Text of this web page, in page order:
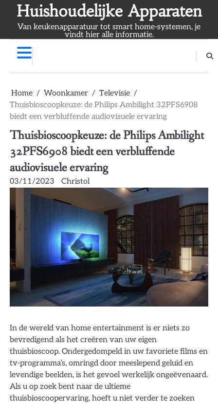
content
Huishoudelijke Apparaten
Van keukenapparatuur tot smart home-systemen, je
vindt hier alle informatie.
Home Woonkamer
Televisie
Thuisbioscoopkeuze: de Philips Ambilight 32PFS6908
biedt een verbluffende audiovisuele ervaring
Thuisbioscoopkeuze: de Philips Ambilight
32PFS6908 biedt een verbluffende
audiovisuele ervaring
03/11/2023 Christol
In de wereld van home entertainment is er niets zo
bevredigend als het creëren van uw eigen
thuisbioscoop. Ondergedompeld in uw favoriete films en
tv-programma’s, omringd door meeslepend geluid en
levendige beelden, is het gevoel werkelijk ongeëvenaard.
Als u op zoek bent naar de ultieme
thuisbioscoopervaring, hoeft u niet verder te zoeken